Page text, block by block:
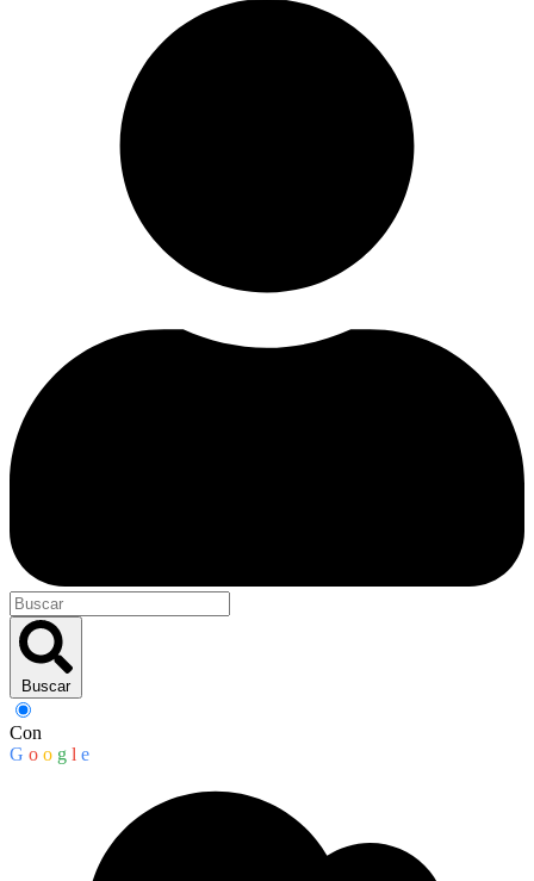
Buscar
Con
G o o g l e